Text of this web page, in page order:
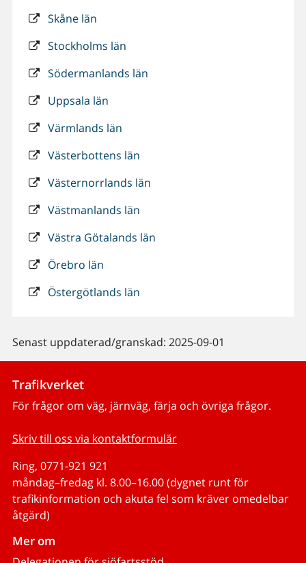
Skåne län
Stockholms län
Södermanlands län
Uppsala län
Värmlands län
Västerbottens län
Västernorrlands län
Västmanlands län
Västra Götalands län
Örebro län
Östergötlands län
Senast uppdaterad/granskad: 2025-09-01
Trafikverket
För frågor om väg, järnväg, färja och övriga frågor.
Skriv till oss via kontaktformulär
Ring, 0771-921 921
måndag–fredag kl. 8.00–16.00 (dygnet runt för
trafikinformation och akuta fel som kräver omedelbar
åtgärd)
Mer om